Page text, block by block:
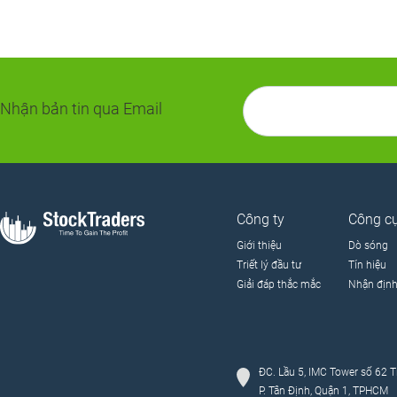
Nhận bản tin qua Email
Công ty
Giới thiệu
Triết lý đầu tư
Giải đáp thắc mắc
Công
Dò sóng
Tín hiệu
Nhận định
ĐC. Lầu 5, IMC Tower số 62
P. Tân Định, Quận 1, TPHCM